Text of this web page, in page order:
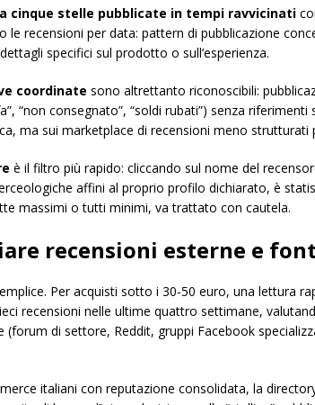
cinque stelle pubblicate in tempi ravvicinati
le recensioni per data: pattern di pubblicazione
specifici sul prodotto o sull’esperienza.
coordinate sono altrettanto riconoscibili:
“non consegnato”, “soldi rubati”) senza
ma sui marketplace di recensioni meno strutturati
è il filtro più rapido: cliccando sul nome del
affini al proprio profilo dichiarato, è
massimi o tutti minimi, va trattato con cautela.
recensioni esterne e
Per acquisti sotto i 30-50 euro, una lettura
recensioni nelle ultime quattro settimane,
(forum di settore, Reddit, gruppi Facebook
italiani con reputazione consolidata, la